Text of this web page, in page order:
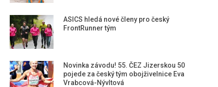
ASICS hledá nové členy pro český
FrontRunner tým
Novinka závodu! 55. ČEZ Jizerskou 50
pojede za český tým obojživelnice Eva
Vrabcová-Nývltová